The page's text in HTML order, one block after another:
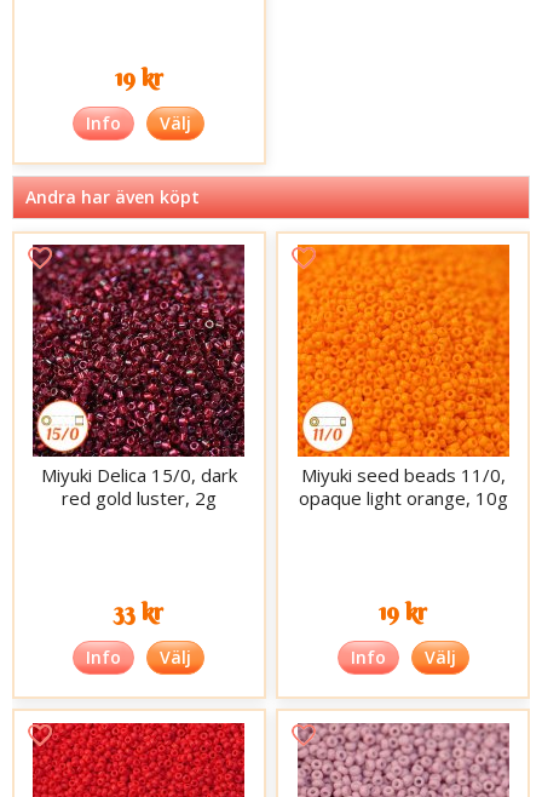
19 kr
Info Välj
Andra har även köpt
Miyuki Delica 15/0, dark
red gold luster, 2g
33 kr
Info Välj
Miyuki seed beads 11/0,
opaque light orange, 10g
19 kr
Info Välj